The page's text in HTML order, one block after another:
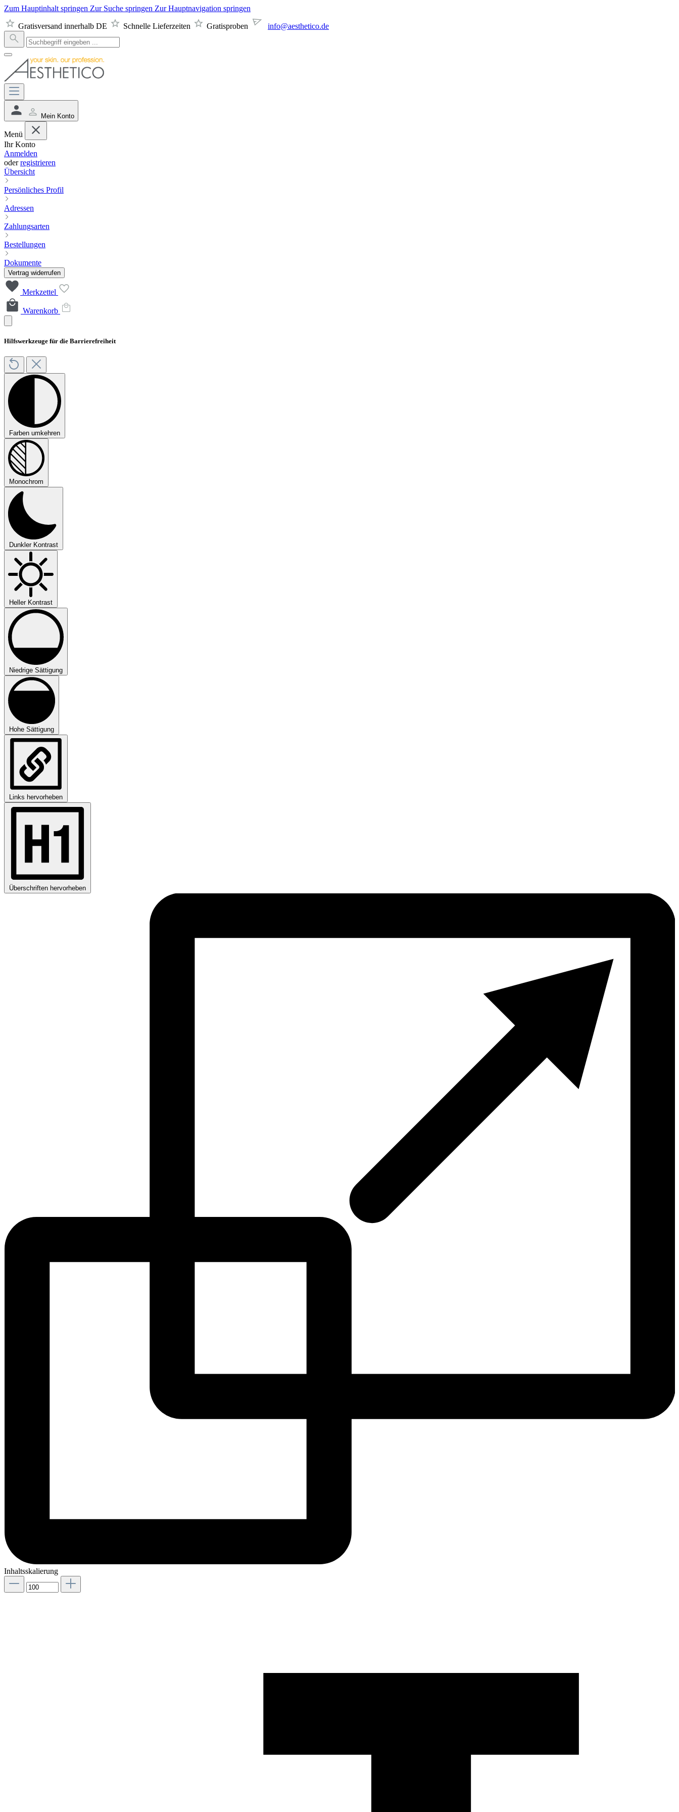
Zum Hauptinhalt springen Zur Suche springen Zur Hauptnavigation springen
Gratisversand innerhalb DE Schnelle Lieferzeiten Gratisproben info@aesthetico.de
Mein Konto
Menü
Ihr Konto
Anmelden
oderregistrieren
Übersicht
Persönliches Profil
Adressen
Zahlungsarten
Bestellungen
Dokumente
Vertrag widerrufen
Merkzettel
Warenkorb
Hilfswerkzeuge für die Barrierefreiheit
Farben umkehren
Monochrom
Dunkler Kontrast
Heller Kontrast
Niedrige Sättigung
Hohe Sättigung
Links hervorheben
Überschriften hervorheben
Inhaltsskalierung